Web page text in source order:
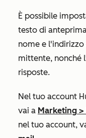
È possibile
testo di
nome e
mittente, nonché
risposte.
Nel tuo account
vai a Marketing >
nel tuo account,